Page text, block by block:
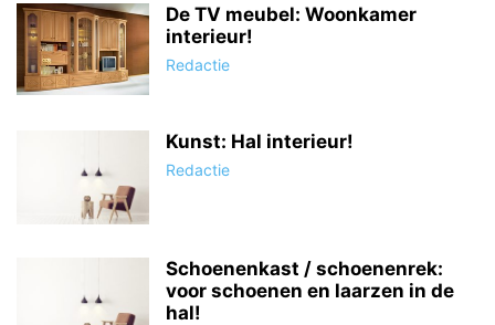
De TV meubel: Woonkamer
interieur!
Redactie
Kunst: Hal interieur!
Redactie
Schoenenkast / schoenenrek:
voor schoenen en laarzen in de
hal!